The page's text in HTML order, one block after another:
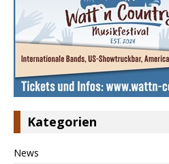
Kategorien
News